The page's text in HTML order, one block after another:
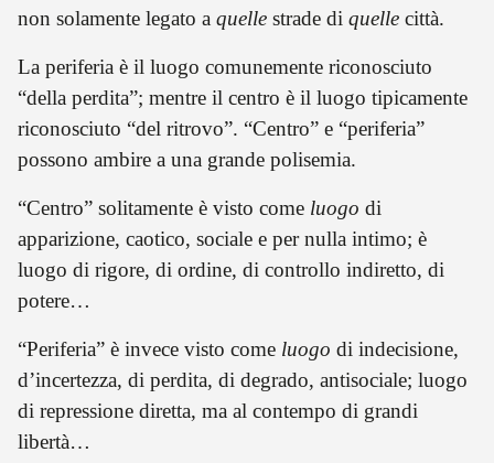
non solamente legato a quelle strade di quelle città.
La periferia è il luogo comunemente riconosciuto
“della perdita”; mentre il centro è il luogo tipicamente
riconosciuto “del ritrovo”. “Centro” e “periferia”
possono ambire a una grande polisemia.
“Centro” solitamente è visto come luogo di
apparizione, caotico, sociale e per nulla intimo; è
luogo di rigore, di ordine, di controllo indiretto, di
potere…
“Periferia” è invece visto come luogo di indecisione,
d’incertezza, di perdita, di degrado, antisociale; luogo
di repressione diretta, ma al contempo di grandi
libertà…